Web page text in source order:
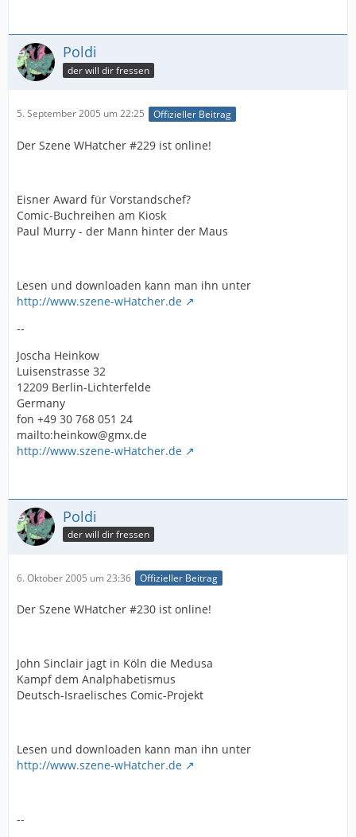
Poldi
der will dir fressen
5. September 2005 um 22:25 Offizieller Beitrag
Der Szene WHatcher #229 ist online!
Eisner Award für Vorstandschef?
Comic-Buchreihen am Kiosk
Paul Murry - der Mann hinter der Maus
Lesen und downloaden kann man ihn unter
http://www.szene-wHatcher.de
--
Joscha Heinkow
Luisenstrasse 32
12209 Berlin-Lichterfelde
Germany
fon +49 30 768 051 24
mailto:heinkow@gmx.de
http://www.szene-wHatcher.de
Poldi
der will dir fressen
6. Oktober 2005 um 23:36 Offizieller Beitrag
Der Szene WHatcher #230 ist online!
John Sinclair jagt in Köln die Medusa
Kampf dem Analphabetismus
Deutsch-Israelisches Comic-Projekt
Lesen und downloaden kann man ihn unter
http://www.szene-wHatcher.de
--